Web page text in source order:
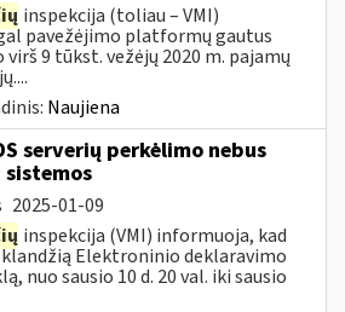
inspekcija (toliau – VMI)
pavežėjimo platformų gautus
9 tūkst. vežėjų 2020 m. pajamų
Naujiena
serverių perkėlimo nebus
sistemos
2025-01-09
inspekcija (VMI) informuoja, kad
Elektroninio deklaravimo
nuo sausio 10 d. 20 val. iki sausio